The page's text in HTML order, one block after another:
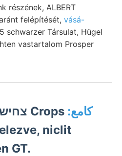
részének, ALBERT
felépítését, vásá-
schwarzer Társulat, Hügel
vastartalom Prosper
Files dél-dél- צחישע Crops :كامع
niclit
GT.